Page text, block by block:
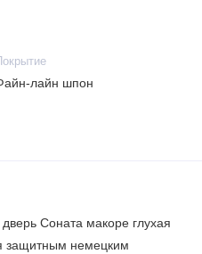
лайн шпон
Соната макоре глухая
защитным немецким